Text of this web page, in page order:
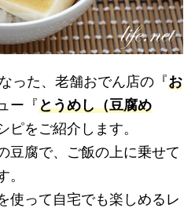
った、老舗おでん店の『お
ー『とうめし（豆腐め
ピをご紹介します。
豆腐で、ご飯の上に乗せて
使って自宅でも楽しめるレ